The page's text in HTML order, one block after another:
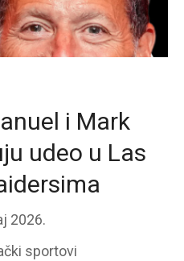
i Mark
udeo u Las
2026.
sportovi